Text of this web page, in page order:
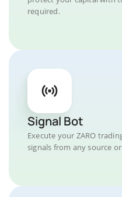
required.
Signal Bot
Execute your ZARO
signals from any source